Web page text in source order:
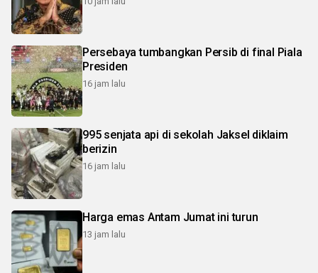
Persebaya tumbangkan Persib di final Piala
Presiden
16 jam lalu
995 senjata api di sekolah Jaksel diklaim
berizin
16 jam lalu
Harga emas Antam Jumat ini turun
13 jam lalu